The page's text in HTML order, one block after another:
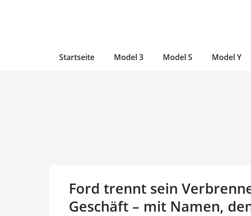
Startseite Model 3 Model S Model Y
Ford trennt sein
Geschäft – mit Namen,